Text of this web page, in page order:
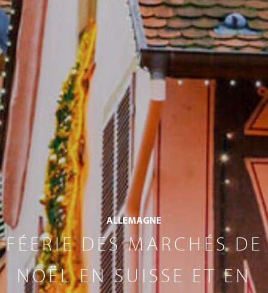
ALLEMAGNE
FÉERIE DES MARCHÉS DE
NOËL EN SUISSE ET EN